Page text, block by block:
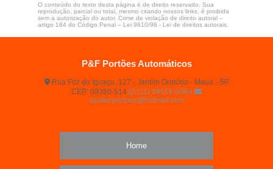
O conteúdo do texto desta página é de direito reservado. Sua
reprodução, parcial ou total, mesmo citando nossos links, é proibida
sem a autorização do autor. Crime de violação de direito autoral –
artigo 184 do Código Penal – Lei 9610/98 - Lei de direitos autorais.
P&F Portões Automáticos
Rua Foz do Iguaçu, 127 - Jardim Oratório - Mauá - SP
CEP: 09380-514
(11) 99516-0364
assitecportoes@hotmail.com
Home